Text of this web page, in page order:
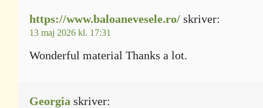
https://www.baloanevesele.ro/ skriver:
13 maj 2026 kl. 17:31
Wonderful material Thanks a lot.
Georgia skriver: